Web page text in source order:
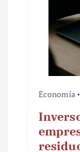
Economía